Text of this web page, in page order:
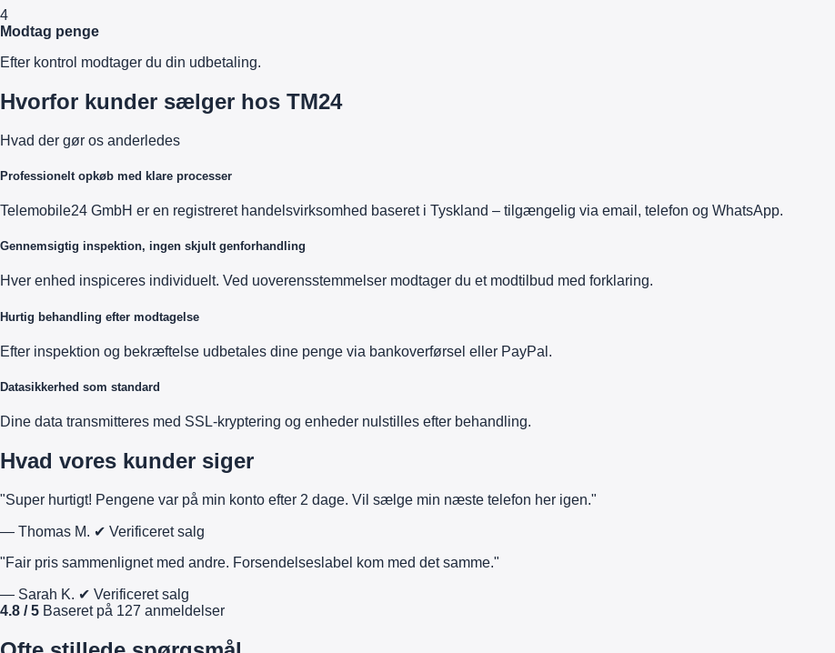
4
Modtag penge
Efter kontrol modtager du din udbetaling.
Hvorfor kunder sælger hos TM24
Hvad der gør os anderledes
Professionelt opkøb med klare processer
Telemobile24 GmbH er en registreret handelsvirksomhed baseret i Tyskland – tilgængelig via email, telefon og WhatsApp.
Gennemsigtig inspektion, ingen skjult genforhandling
Hver enhed inspiceres individuelt. Ved uoverensstemmelser modtager du et modtilbud med forklaring.
Hurtig behandling efter modtagelse
Efter inspektion og bekræftelse udbetales dine penge via bankoverførsel eller PayPal.
Datasikkerhed som standard
Dine data transmitteres med SSL-kryptering og enheder nulstilles efter behandling.
Hvad vores kunder siger
"Super hurtigt! Pengene var på min konto efter 2 dage. Vil sælge min næste telefon her igen."
— Thomas M. ✔ Verificeret salg
"Fair pris sammenlignet med andre. Forsendelseslabel kom med det samme."
— Sarah K. ✔ Verificeret salg
4.8 / 5 Baseret på 127 anmeldelser